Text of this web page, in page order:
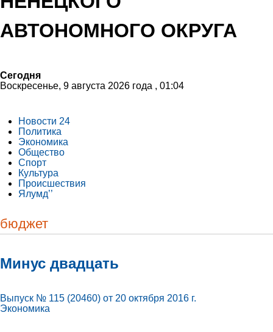
АВТОНОМНОГО ОКРУГА
Сегодня
Воскресенье, 9 августа 2026 года , 01:04
Новости 24
Политика
Экономика
Общество
Спорт
Культура
Происшествия
Ялумд’’
бюджет
Минус двадцать
Выпуск № 115 (20460) от 20 октября 2016 г.
Экономика